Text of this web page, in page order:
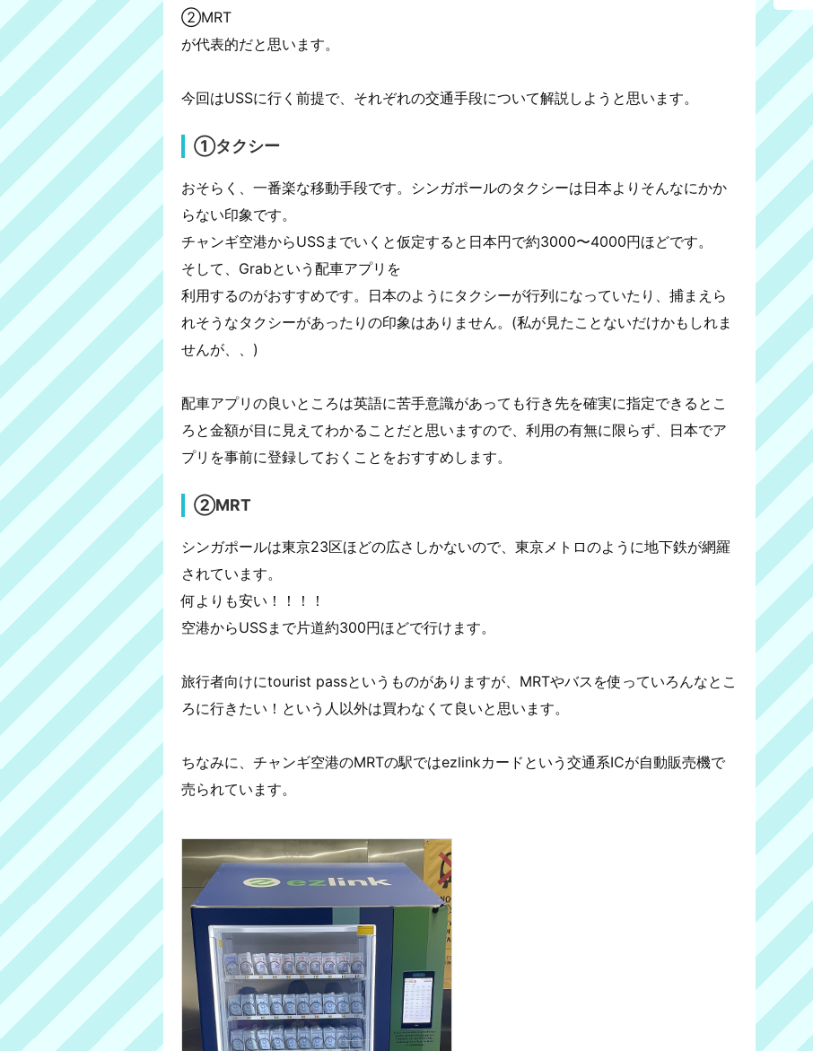
②MRT
が代表的だと思います。
今回はUSSに行く前提で、それぞれの交通手段について解説しようと思います。
①タクシー
おそらく、一番楽な移動手段です。シンガポールのタクシーは日本よりそんなにかか
らない印象です。
チャンギ空港からUSSまでいくと仮定すると日本円で約3000〜4000円ほどです。
そして、Grabという配車アプリを
利用するのがおすすめです。日本のようにタクシーが行列になっていたり、捕まえら
れそうなタクシーがあったりの印象はありません。(私が見たことないだけかもしれま
せんが、、)
配車アプリの良いところは英語に苦手意識があっても行き先を確実に指定できるとこ
ろと金額が目に見えてわかることだと思いますので、利用の有無に限らず、日本でア
プリを事前に登録しておくことをおすすめします。
②MRT
シンガポールは東京23区ほどの広さしかないので、東京メトロのように地下鉄が網羅
されています。
何よりも安い！！！！
空港からUSSまで片道約300円ほどで行けます。
旅行者向けにtourist passというものがありますが、MRTやバスを使っていろんなとこ
ろに行きたい！という人以外は買わなくて良いと思います。
ちなみに、チャンギ空港のMRTの駅ではezlinkカードという交通系ICが自動販売機で
売られています。